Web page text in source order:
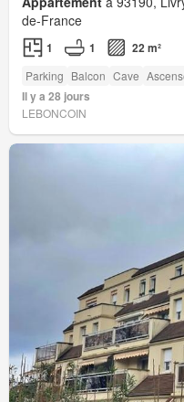
de-France
1 1 22 m²
Parking Balcon Cave
Il y a 28 jours
LEBONCOIN